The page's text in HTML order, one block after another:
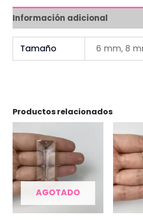
Información adicional
Tamaño 6 mm, 8
Productos relacionados
AGOTADO